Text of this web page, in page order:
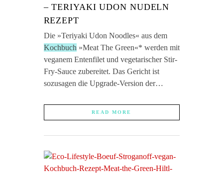
– TERIYAKI UDON NUDELN
REZEPT
Die »Teriyaki Udon Noodles« aus dem
Kochbuch »Meat The Green«* werden mit
veganem Entenfilet und vegetarischer Stir-
Fry-Sauce zubereitet. Das Gericht ist
sozusagen die Upgrade-Version der…
READ MORE